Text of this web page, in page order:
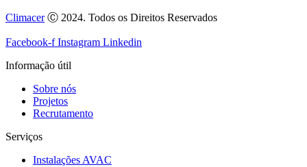
ClimacerⒸ 2024. Todos os Direitos Reservados
Facebook-f Instagram Linkedin
Informação útil
Sobre nós
Projetos
Recrutamento
Serviços
Instalações AVAC